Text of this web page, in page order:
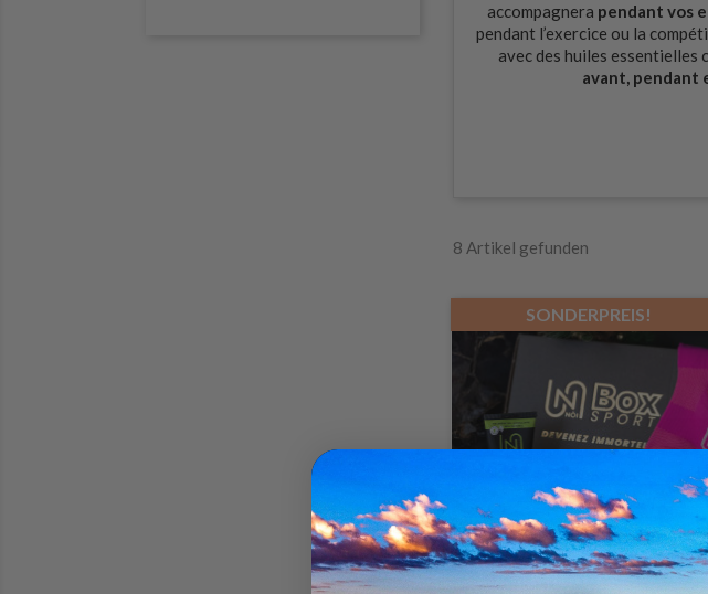
accompagnera pendant vos
pendant l’exercice ou la
avec des huiles essentielles
avant, pendant
8 Artikel gefunden
SONDERPREIS!